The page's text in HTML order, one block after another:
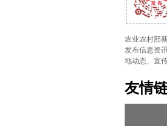
农业农村部
发布信息资
地动态、宣
友情